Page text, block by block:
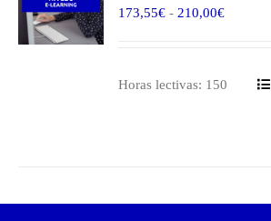
173,55€ - 210,00€Rango
173,55€
Horas lectivas: 150